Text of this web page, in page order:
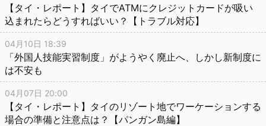
【タイ・レポート】タイでATMにクレジットカードが吸い
込まれたらどうすればいい？【トラブル対応】
04月10日 18:39
「外国人技能実習制度」がようやく廃止へ、しかし新制度に
は不安も
04月07日 20:00
【タイ・レポート】タイのリゾート地でワーケーションする
場合の準備と注意点は？【パンガン島編】